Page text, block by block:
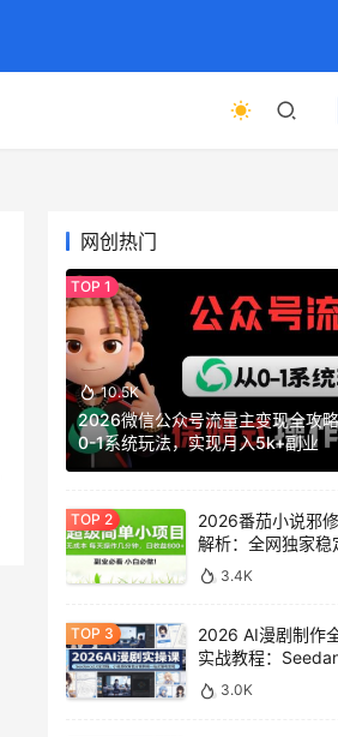
网创热门
10.5K
2026微信公众号流量主变现全攻
0-1系统玩法，实现月入5k+副业
2026番茄小说邪
解析：全网独家稳
老项目，助你日赚
500+稿费收益
3.4K
2026 AI漫剧制作
实战教程：
2.0即梦视频生成与
授权教学
3.0K